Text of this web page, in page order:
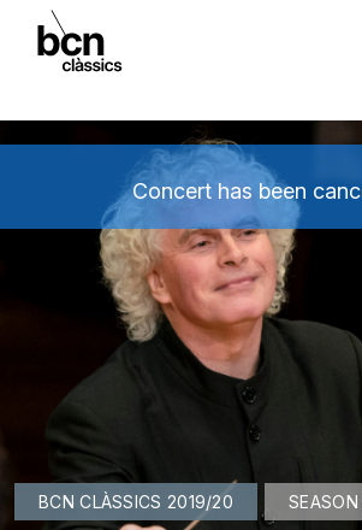
Concert has been
BCN CLÀSSICS 2019/20 SEASON